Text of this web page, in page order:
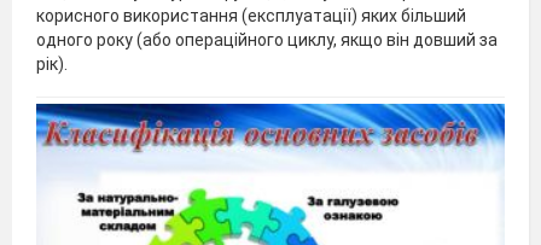
корисного використання (експлуатації) яких більший
одного року (або операційного циклу, якщо він довший за
рік).